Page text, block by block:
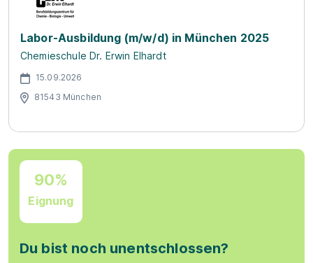
Labor-Ausbildung (m/w/d) in München 2025
Chemieschule Dr. Erwin Elhardt
15.09.2026
81543 München
90%
Eignung
Du bist noch unentschlossen?